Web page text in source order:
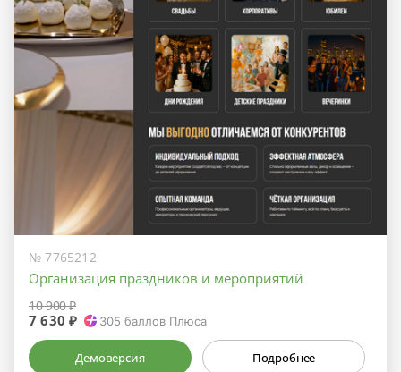
№ 7765212
Организация праздников и мероприятий
10 900 ₽
7 630 ₽ 305 баллов Плюса
Демоверсия Подробнее